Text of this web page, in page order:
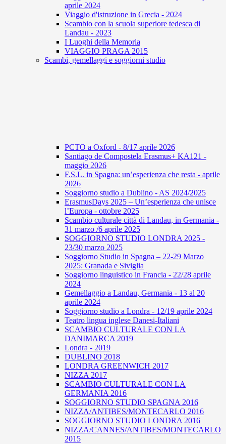
aprile 2024
Viaggio d'istruzione in Grecia - 2024
Scambio con la scuola superiore tedesca di
Landau - 2023
I Luoghi della Memoria
VIAGGIO PRAGA 2015
Scambi, gemellaggi e soggiorni studio
PCTO a Oxford - 8/17 aprile 2026
Santiago de Compostela Erasmus+ KA121 -
maggio 2026
F.S.L. in Spagna: un’esperienza che resta - aprile
2026
Soggiorno studio a Dublino - AS 2024/2025
ErasmusDays 2025 – Un’esperienza che unisce
l’Europa - ottobre 2025
Scambio culturale città di Landau, in Germania -
31 marzo /6 aprile 2025
SOGGIORNO STUDIO LONDRA 2025 -
23/30 marzo 2025
Soggiorno Studio in Spagna – 22-29 Marzo
2025: Granada e Siviglia
Soggiorno linguistico in Francia - 22/28 aprile
2024
Gemellaggio a Landau, Germania - 13 al 20
aprile 2024
Soggiorno studio a Londra - 12/19 aprile 2024
Teatro lingua inglese Danesi-Italiani
SCAMBIO CULTURALE CON LA
DANIMARCA 2019
Londra - 2019
DUBLINO 2018
LONDRA GREENWICH 2017
NIZZA 2017
SCAMBIO CULTURALE CON LA
GERMANIA 2016
SOGGIORNO STUDIO SPAGNA 2016
NIZZA/ANTIBES/MONTECARLO 2016
SOGGIORNO STUDIO LONDRA 2016
NIZZA/CANNES/ANTIBES/MONTECARLO
2015